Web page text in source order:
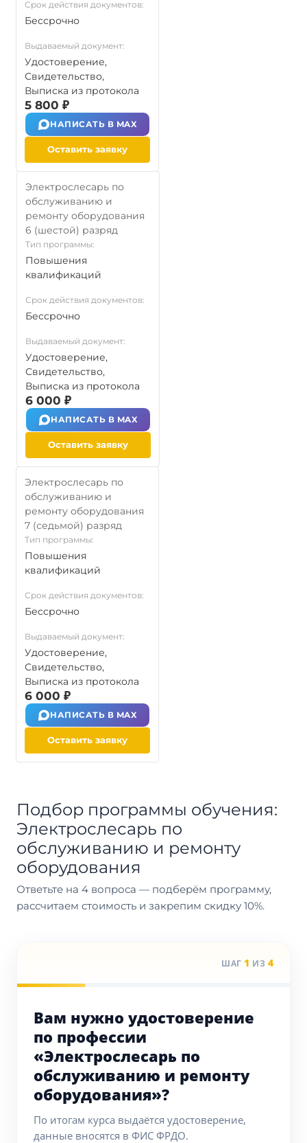
Срок действия документов:
Бессрочно
Выдаваемый документ:
Удостоверение,
Свидетельство,
Выписка из протокола
5 800 ₽
НАПИСАТЬ В MAX
Оставить заявку
Электрослесарь по
обслуживанию и
ремонту оборудования
6 (шестой) разряд
Тип программы:
Повышения
квалификаций
Срок действия документов:
Бессрочно
Выдаваемый документ:
Удостоверение,
Свидетельство,
Выписка из протокола
6 000 ₽
НАПИСАТЬ В MAX
Оставить заявку
Электрослесарь по
обслуживанию и
ремонту оборудования
7 (седьмой) разряд
Тип программы:
Повышения
квалификаций
Срок действия документов:
Бессрочно
Выдаваемый документ:
Удостоверение,
Свидетельство,
Выписка из протокола
6 000 ₽
НАПИСАТЬ В MAX
Оставить заявку
Подбор программы обучения:
Электрослесарь по
обслуживанию и ремонту
оборудования
Ответьте на 4 вопроса — подберём программу,
рассчитаем стоимость и закрепим скидку 10%.
ШАГ 1 ИЗ 4
Вам нужно удостоверение
по профессии
«Электрослесарь по
обслуживанию и ремонту
оборудования»?
По итогам курса выдаётся удостоверение,
данные вносятся в ФИС ФРДО.